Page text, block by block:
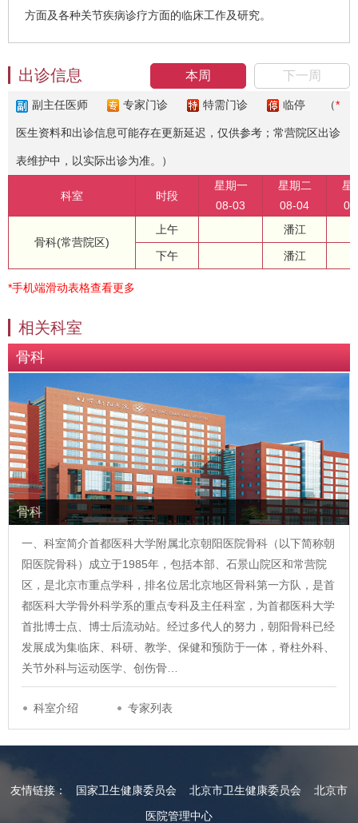
方面及各种关节疾病诊疗方面的临床工作及研究。
本周 下一周
出诊信息
副主任医师 专家门诊 特需门诊 临停 （*
医生资料和出诊信息可能存在更新延迟，仅供参考；常营院区出诊
表维护中，以实际出诊为准。）
科室 时段
星期一
08-03
星期二
08-04
星
骨科(常营院区)
上午 潘江
下午 潘江
*手机端滑动表格查看更多
相关科室
骨科
骨科
一、科室简介首都医科大学附属北京朝阳医院骨科（以下简称朝
阳医院骨科）成立于1985年，包括本部、石景山院区和常营院
区，是北京市重点学科，排名位居北京地区骨科第一方队，是首
都医科大学骨外科学系的重点专科及主任科室，为首都医科大学
首批博士点、博士后流动站。经过多代人的努力，朝阳骨科已经
发展成为集临床、科研、教学、保健和预防于一体，脊柱外科、
关节外科与运动医学、创伤骨…
科室介绍 专家列表
友情链接： 国家卫生健康委员会 北京市卫生健康委员会
北京市
医院管理中心